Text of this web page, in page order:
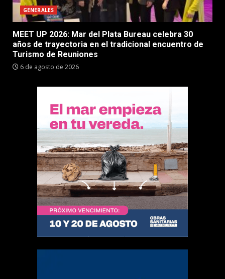
GENERALES
MEET UP 2026: Mar del Plata Bureau celebra 30
años de trayectoria en el tradicional encuentro de
Turismo de Reuniones
6 de agosto de 2026